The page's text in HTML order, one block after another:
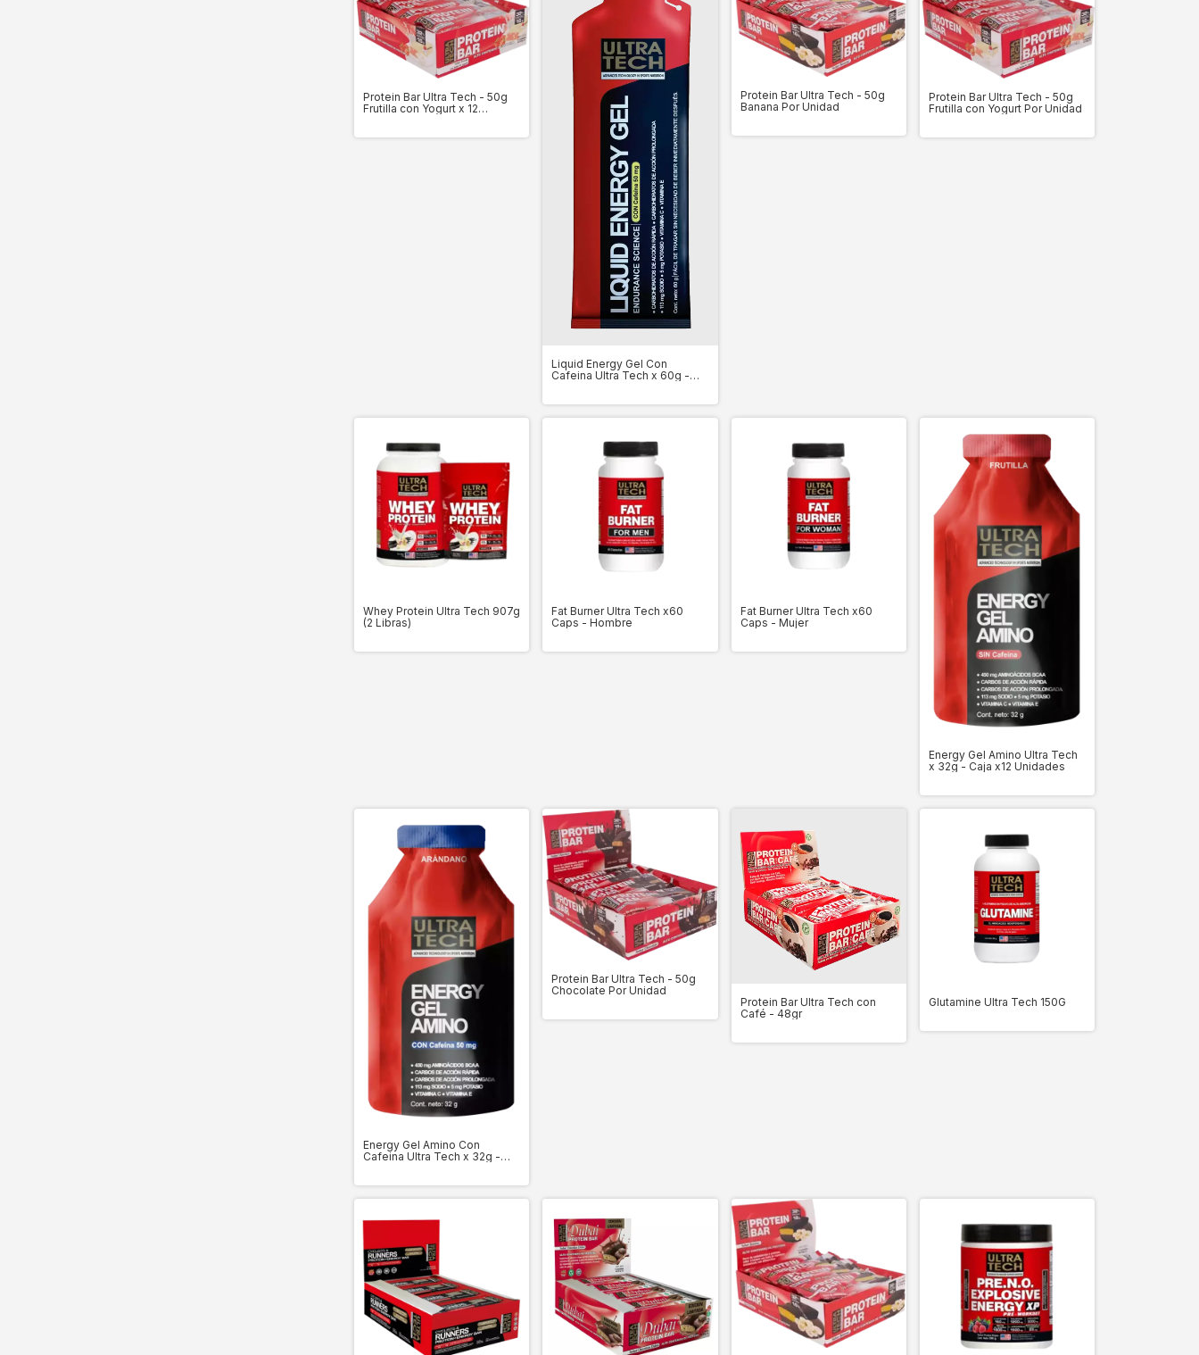
Protein Bar Ultra Tech - 50g
Frutilla con Yogurt x 12
Liquid Energy Gel Con
Cafeina Ultra Tech x 60g -
Protein Bar Ultra Tech - 50g
Banana Por Unidad
Protein Bar Ultra Tech - 50g
Frutilla con Yogurt Por Unidad
Whey Protein Ultra Tech 907g
(2 Libras)
Fat Burner Ultra Tech x60
Caps - Hombre
Fat Burner Ultra Tech x60
Caps - Mujer
Energy Gel Amino Ultra Tech
x 32g - Caja x12 Unidades
Energy Gel Amino Con
Cafeina Ultra Tech x 32g -
Protein Bar Ultra Tech - 50g
Chocolate Por Unidad
Protein Bar Ultra Tech con
Café - 48gr
Glutamine Ultra Tech 150G